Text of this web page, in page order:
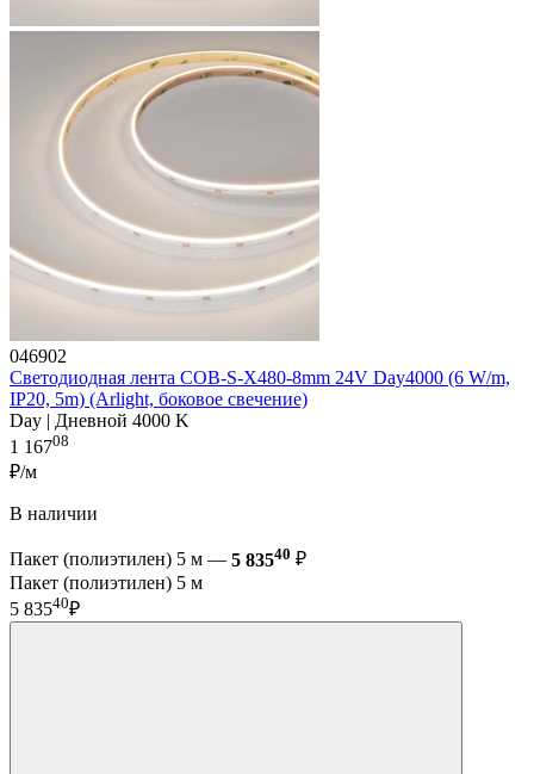
046902
Светодиодная лента COB-S-X480-8mm 24V Day4000 (6 W/m,
IP20, 5m) (Arlight, боковое свечение)
Day | Дневной 4000 K
1 16708
₽/м
В наличии
Пакет (полиэтилен) 5 м — 5 83540 ₽
Пакет (полиэтилен) 5 м
5 83540₽